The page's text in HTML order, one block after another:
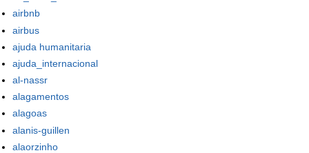
airbnb
airbus
ajuda humanitaria
ajuda_internacional
al-nassr
alagamentos
alagoas
alanis-guillen
alaorzinho